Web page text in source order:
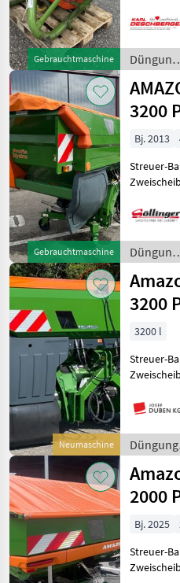
Gebrauchtmaschine
dazu
Düngung
Düngung
und
/
Gebrauchtmaschine
3200
Bj. 2013
Streuer-
3 - GPS Switch -
Düngung
und
/
Neumaschine
3200
3200 l
Streuer-
Düngung
und
/
2000
Bj. 2025
Streuer-